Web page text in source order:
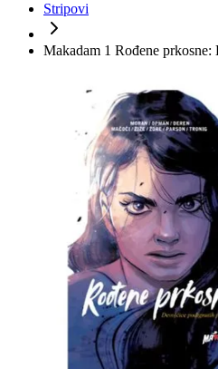
Stripovi
Makadam 1 Rođene